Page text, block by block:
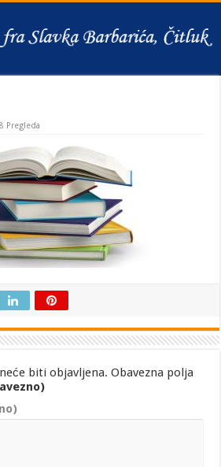
Pregleda
biti objavljena. Obavezna polja